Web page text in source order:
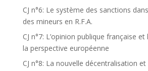
CJ n°6: Le système des sanctions
des mineurs en R.F.A.
CJ n°7: L’opinion publique française et
la perspective européenne
CJ n°8: La nouvelle décentralisation